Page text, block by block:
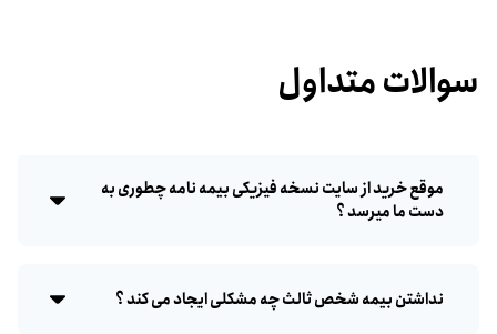
سوالات متداول
موقع خرید از سایت نسخه فیزیکی بیمه نامه چطوری به
دست ما میرسد ؟
نداشتن بیمه شخص ثالث چه مشکلی ایجاد می کند ؟